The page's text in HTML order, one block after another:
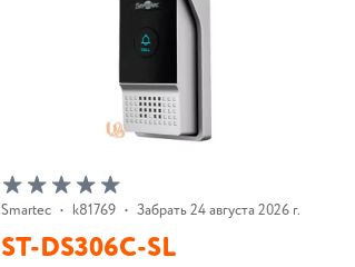
Smartec • k81769 • Забрать 24 августа 2026 г.
ST-DS306C-SL